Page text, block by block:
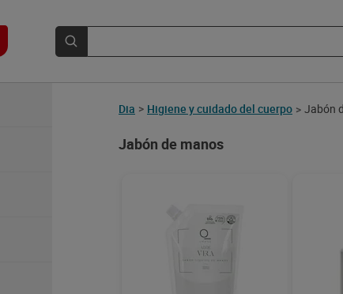
Dia > Higiene y cuidado del cuerpo > Jabón
Jabón de manos